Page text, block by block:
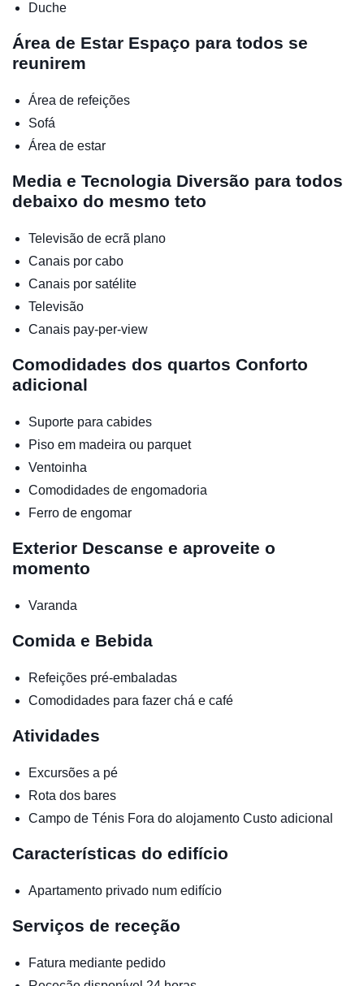
Duche
Área de Estar Espaço para todos se
reunirem
Área de refeições
Sofá
Área de estar
Media e Tecnologia Diversão para todos
debaixo do mesmo teto
Televisão de ecrã plano
Canais por cabo
Canais por satélite
Televisão
Canais pay-per-view
Comodidades dos quartos Conforto
adicional
Suporte para cabides
Piso em madeira ou parquet
Ventoinha
Comodidades de engomadoria
Ferro de engomar
Exterior Descanse e aproveite o
momento
Varanda
Comida e Bebida
Refeições pré-embaladas
Comodidades para fazer chá e café
Atividades
Excursões a pé
Rota dos bares
Campo de Ténis Fora do alojamento Custo adicional
Características do edifício
Apartamento privado num edifício
Serviços de receção
Fatura mediante pedido